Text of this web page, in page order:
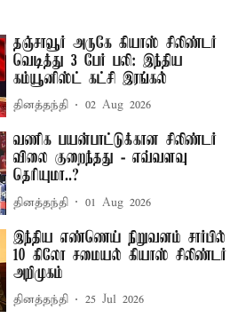
தஞ்சாவூர் அருகே கியாஸ் சிலிண்டர்
வெடித்து 3 பேர் பலி: இந்திய
கம்யூனிஸ்ட் கட்சி இரங்கல்
தினத்தந்தி 02 Aug 2026
வணிக பயன்பாட்டுக்கான சிலிண்டர்
விலை குறைந்தது - எவ்வளவு
தெரியுமா..?
தினத்தந்தி 01 Aug 2026
இந்திய எண்ணெய் நிறுவனம் சார்பில்
10 கிலோ சமையல் கியாஸ் சிலிண்டர்
அறிமுகம்
தினத்தந்தி 25 Jul 2026